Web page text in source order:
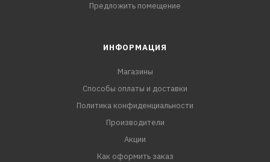
Предложить помещение
ИНФОРМАЦИЯ
Магазины
Способы оплаты и доставки
Политика конфиденциальности
Производители
Акции
Как оформить заказ